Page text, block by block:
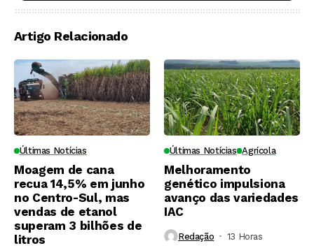
Artigo Relacionado
Últimas Notícias
Moagem de cana
recua 14,5% em junho
no Centro-Sul, mas
vendas de etanol
superam 3 bilhões de
litros
Últimas Notícias Agrícola
Melhoramento
genético impulsiona
avanço das variedades
IAC
Redação 13 Horas ⁮